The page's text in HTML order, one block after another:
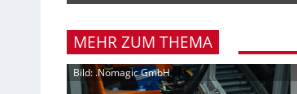
MEHR ZUM THEMA
Bild: .Nomagic GmbH